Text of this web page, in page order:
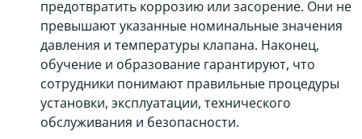
предотвратить коррозию или засорение. Они не
превышают указанные номинальные значения
давления и температуры клапана. Наконец,
обучение и образование гарантируют, что
сотрудники понимают правильные процедуры
установки, эксплуатации, технического
обслуживания и безопасности.